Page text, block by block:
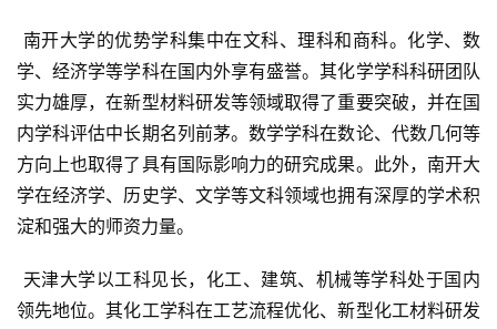
学、经济学等学科在国内外享有盛誉。其化学学科科研团队
实力雄厚，在新型材料研发等领域取得了重要突破，并在国
内学科评估中长期名列前茅。数学学科在数论、代数几何等
方向上也取得了具有国际影响力的研究成果。此外，南开大
学在经济学、历史学、文学等文科领域也拥有深厚的学术积
淀和强大的师资力量。
领先地位。其化工学科在工艺流程优化、新型化工材料研发